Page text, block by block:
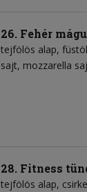
26. Fehér
tejfölös alap
sajt mozzarella
28. Fitness
tejfölös alap